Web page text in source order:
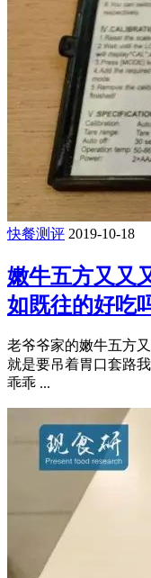
快餐测评 2019-10-18
嫩牛五方又又
如既往的好吃
老爷爷家的嫩牛五方
就是要吊着胃口套路
乖乖 ...